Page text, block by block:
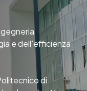
e dell’efficienza
di